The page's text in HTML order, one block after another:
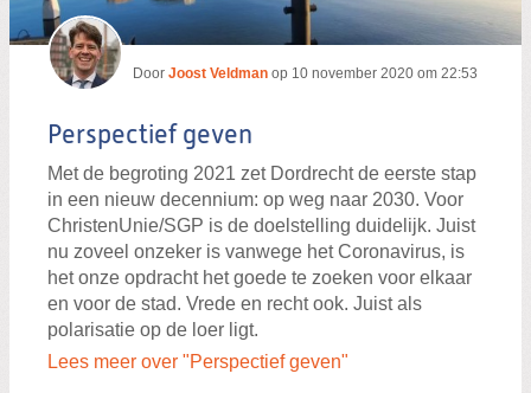
Door Joost Veldman op 10 november 2020 om 22:53
Perspectief geven
Met de begroting 2021 zet Dordrecht de eerste stap
in een nieuw decennium: op weg naar 2030. Voor
ChristenUnie/SGP is de doelstelling duidelijk. Juist
nu zoveel onzeker is vanwege het Coronavirus, is
het onze opdracht het goede te zoeken voor elkaar
en voor de stad. Vrede en recht ook. Juist als
polarisatie op de loer ligt.
Lees meer over "Perspectief geven"